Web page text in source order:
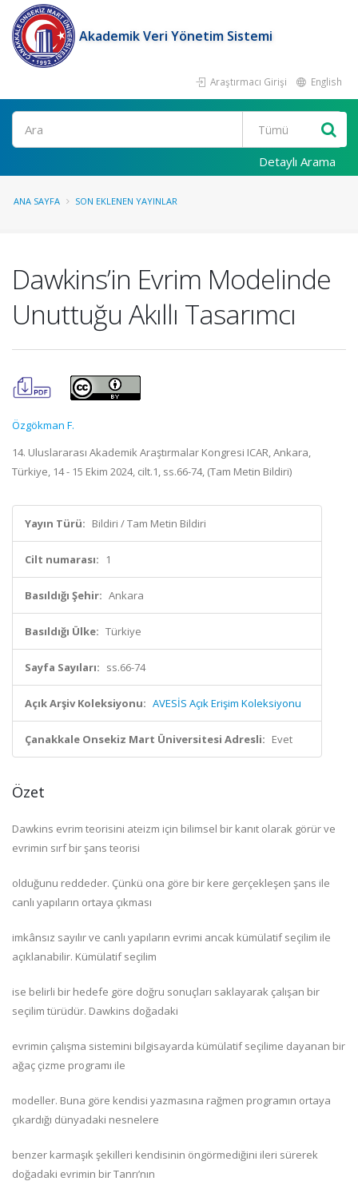
Akademik Veri Yönetim Sistemi
Araştırmacı Girişi English
Ara
Detaylı Arama
ANA SAYFA SON EKLENEN YAYINLAR
Dawkins’in Evrim Modelinde
Unuttuğu Akıllı Tasarımcı
Özgökman F.
14. Uluslararası Akademik Araştırmalar Kongresi ICAR, Ankara,
Türkiye, 14 - 15 Ekim 2024, cilt.1, ss.66-74, (Tam Metin Bildiri)
Yayın Türü: Bildiri / Tam Metin Bildiri
Cilt numarası: 1
Basıldığı Şehir: Ankara
Basıldığı Ülke: Türkiye
Sayfa Sayıları: ss.66-74
Açık Arşiv Koleksiyonu: AVESİS Açık Erişim Koleksiyonu
Çanakkale Onsekiz Mart Üniversitesi Adresli: Evet
Özet
Dawkins evrim teorisini ateizm için bilimsel bir kanıt olarak görür ve
evrimin sırf bir şans teorisi
olduğunu reddeder. Çünkü ona göre bir kere gerçekleşen şans ile
canlı yapıların ortaya çıkması
imkânsız sayılır ve canlı yapıların evrimi ancak kümülatif seçilim ile
açıklanabilir. Kümülatif seçilim
ise belirli bir hedefe göre doğru sonuçları saklayarak çalışan bir
seçilim türüdür. Dawkins doğadaki
evrimin çalışma sistemini bilgisayarda kümülatif seçilime dayanan bir
ağaç çizme programı ile
modeller. Buna göre kendisi yazmasına rağmen programın ortaya
çıkardığı dünyadaki nesnelere
benzer karmaşık şekilleri kendisinin öngörmediğini ileri sürerek
doğadaki evrimin bir Tanrı’nın